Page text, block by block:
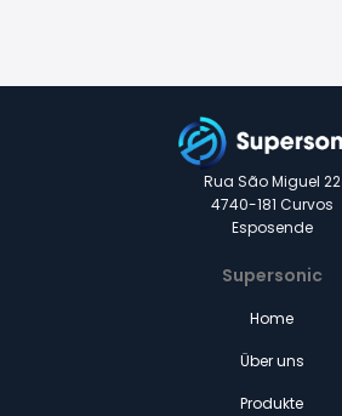
Rua São Miguel 22
4740-181 Curvos
Esposende
Supersonic
Home
Über uns
Produkte